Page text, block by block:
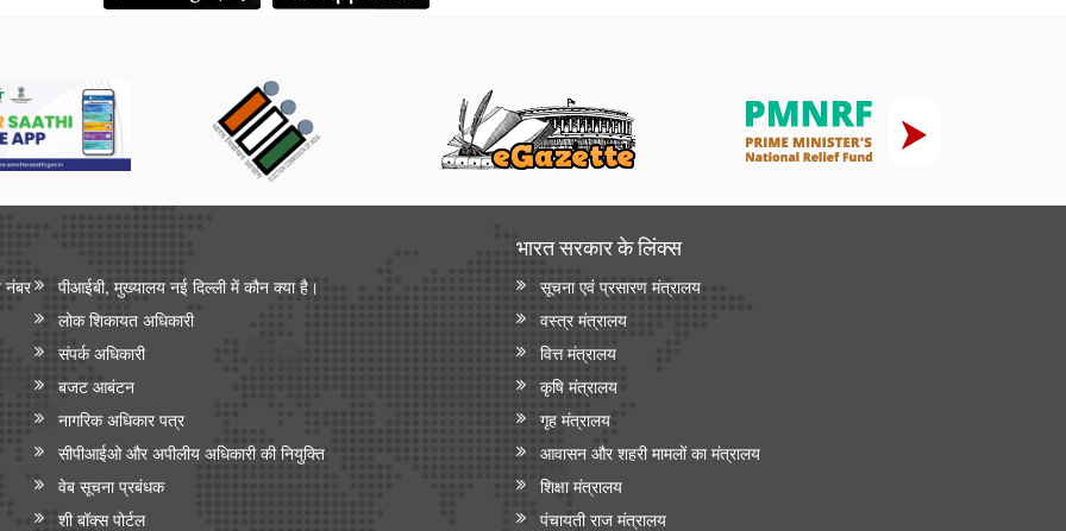
नंबर
पीआईबी, मुख्यालय नई दिल्ली में कौन क्या है।
लोक शिकायत अधिकारी
संपर्क अधिकारी
बजट आबंटन
नागरिक अधिकार पत्र
सीपीआईओ और अपी‍लीय अधिकारी की नियुक्ति
वेब सूचना प्रबंधक
शी बॉक्स पोर्टल
भारत सरकार के लिंक्‍स
सूचना एवं प्रसारण मंत्रालय
वस्त्र मंत्रालय
वित्त मंत्रालय
कृषि मंत्रालय
गृह मंत्रालय
आवासन और शहरी मामलों का मंत्रालय
शिक्षा मंत्रालय
पंचायती राज मंत्रालय